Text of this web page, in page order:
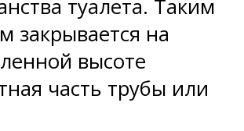
туалета. Таким
закрывается на
высоте
часть трубы или